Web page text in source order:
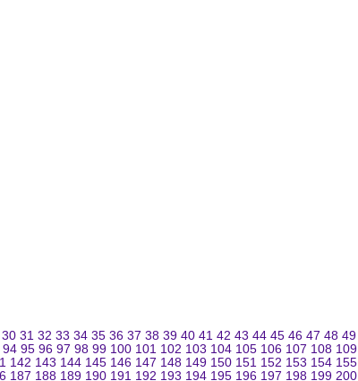
30 31 32 33 34 35 36 37 38 39 40 41 42 43 44 45 46 47 48 49
94 95 96 97 98 99 100 101 102 103 104 105 106 107 108 109
142 143 144 145 146 147 148 149 150 151 152 153 154 155
187 188 189 190 191 192 193 194 195 196 197 198 199 200